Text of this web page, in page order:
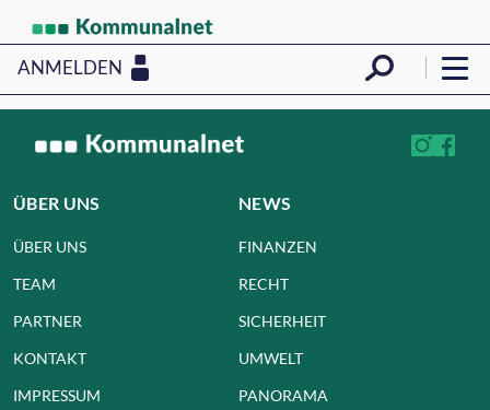
ANMELDEN
ÜBER UNS
ÜBER UNS
TEAM
PARTNER
KONTAKT
IMPRESSUM
NEWS
FINANZEN
RECHT
SICHERHEIT
UMWELT
PANORAMA